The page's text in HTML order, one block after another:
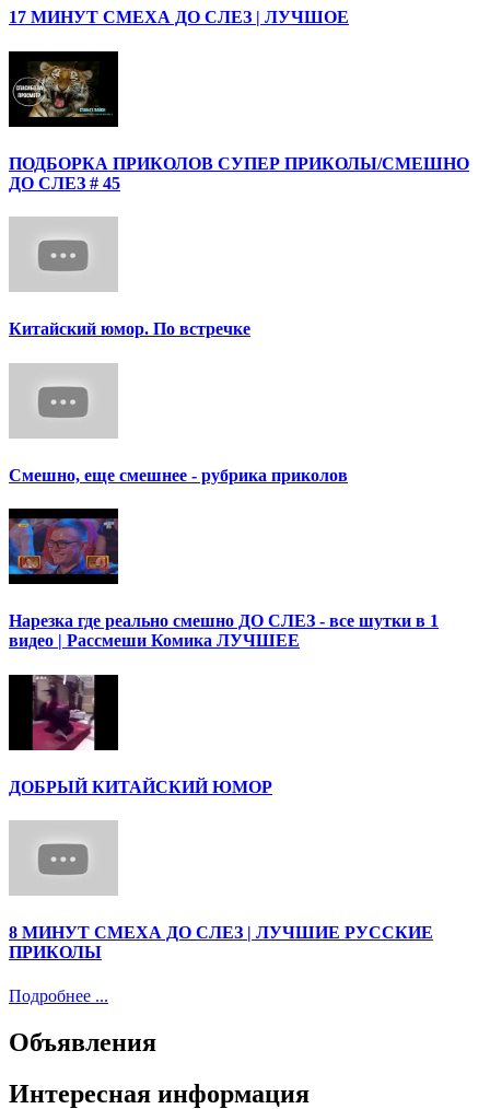
17 МИНУТ СМЕХА ДО СЛЕЗ | ЛУЧШОЕ
ПОДБОРКА ПРИКОЛОВ СУПЕР ПРИКОЛЫ/СМЕШНО
ДО СЛЕЗ # 45
Китайский юмор. По встречке
Смешно, еще смешнее - рубрика приколов
Нарезка где реально смешно ДО СЛЕЗ - все шутки в 1
видео | Рассмеши Комика ЛУЧШЕЕ
ДОБРЫЙ КИТАЙСКИЙ ЮМОР
8 МИНУТ СМЕХА ДО СЛЕЗ | ЛУЧШИЕ РУССКИЕ
ПРИКОЛЫ
Подробнее ...
Объявления
Интересная информация